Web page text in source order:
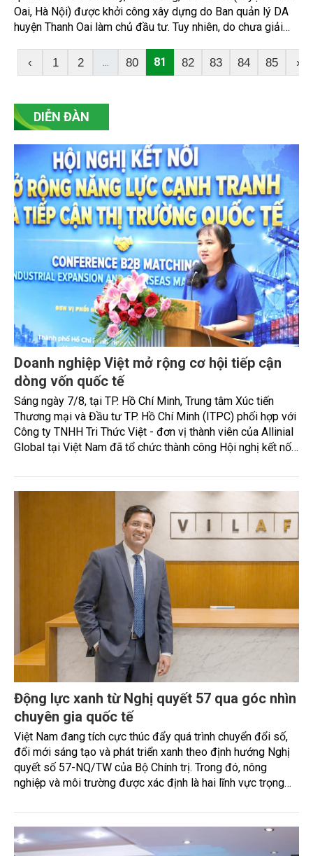
Oai, Hà Nội) được khởi công xây dựng do Ban quản lý DA
huyện Thanh Oai làm chủ đầu tư. Tuy nhiên, do chưa giải
Thùy đang khiến DA chậm tiến độ nhiều tháng nay.
‹ 1 2 ... 80 81 82 83 84 85 ›
DIỄN ĐÀN
Doanh nghiệp Việt mở rộng cơ hội tiếp cận
dòng vốn quốc tế
Sáng ngày 7/8, tại TP. Hồ Chí Minh, Trung tâm Xúc tiến
Thương mại và Đầu tư TP. Hồ Chí Minh (ITPC) phối hợp với
Công ty TNHH Tri Thức Việt - đơn vị thành viên của Allinial
Global tại Việt Nam đã tổ chức thành công Hội nghị kết nối
Động lực xanh từ Nghị quyết 57 qua góc nhìn
chuyên gia quốc tế
Việt Nam đang tích cực thúc đẩy quá trình chuyển đổi số,
đổi mới sáng tạo và phát triển xanh theo định hướng Nghị
quyết số 57-NQ/TW của Bộ Chính trị. Trong đó, nông
nghiệp và môi trường được xác định là hai lĩnh vực trọng
cam kết bền vững toàn cầu, đặc biệt là mục tiêu đưa phát
thải ròng bằng 0 (Net-Zero) vào năm 2050.